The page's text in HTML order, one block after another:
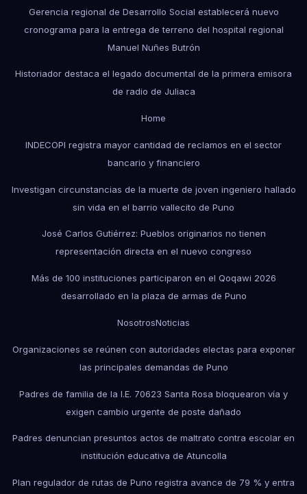
Gerencia regional de Desarrollo Social establecerá nuevo
cronograma para la entrega de terreno del hospital regional
Manuel Nuñes Butrón
Historiador destaca el legado documental de la primera emisora
de radio de Juliaca
Home
INDECOPI registra mayor cantidad de reclamos en el sector
bancario y financiero
Investigan circunstancias de la muerte de joven ingeniero hallado
sin vida en el barrio vallecito de Puno
José Carlos Gutiérrez: Pueblos originarios no tienen
representación directa en el nuevo congreso
Más de 100 instituciones participaron en el Qoqawi 2026
desarrollado en la plaza de armas de Puno
NosotrosNoticias
Organizaciones se reúnen con autoridades electas para exponer
las principales demandas de Puno
Padres de familia de la I.E. 70623 Santa Rosa bloquearon vía y
exigen cambio urgente de poste dañado
Padres denuncian presuntos actos de maltrato contra escolar en
institución educativa de Atuncolla
Plan regulador de rutas de Puno registra avance de 79 % y entra